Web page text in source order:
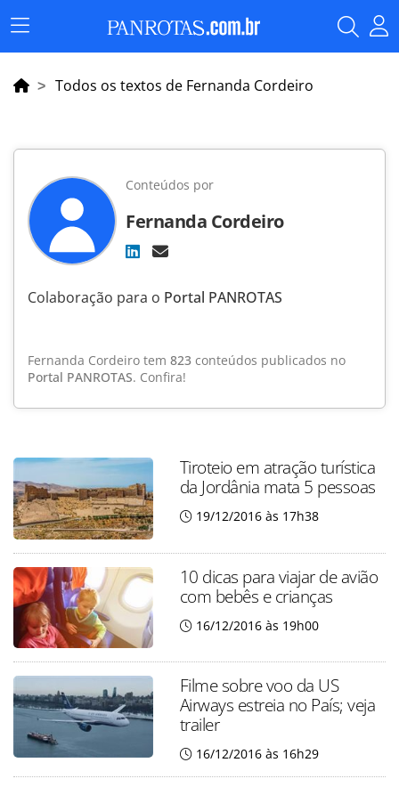
Menu
Principal
Todos os textos de Fernanda Cordeiro
Conteúdos por
Fernanda Cordeiro
Colaboração para o Portal PANROTAS
Fernanda Cordeiro tem 823 conteúdos publicados no
Portal PANROTAS. Confira!
Tiroteio em atração turística
da Jordânia mata 5 pessoas
19/12/2016 às 17h38
10 dicas para viajar de avião
com bebês e crianças
16/12/2016 às 19h00
Filme sobre voo da US
Airways estreia no País; veja
trailer
16/12/2016 às 16h29